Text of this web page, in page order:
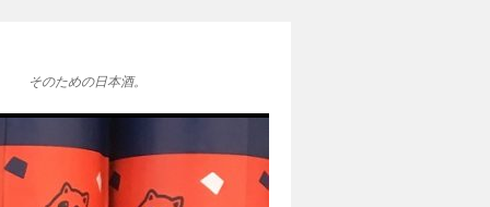
そのための日本酒。